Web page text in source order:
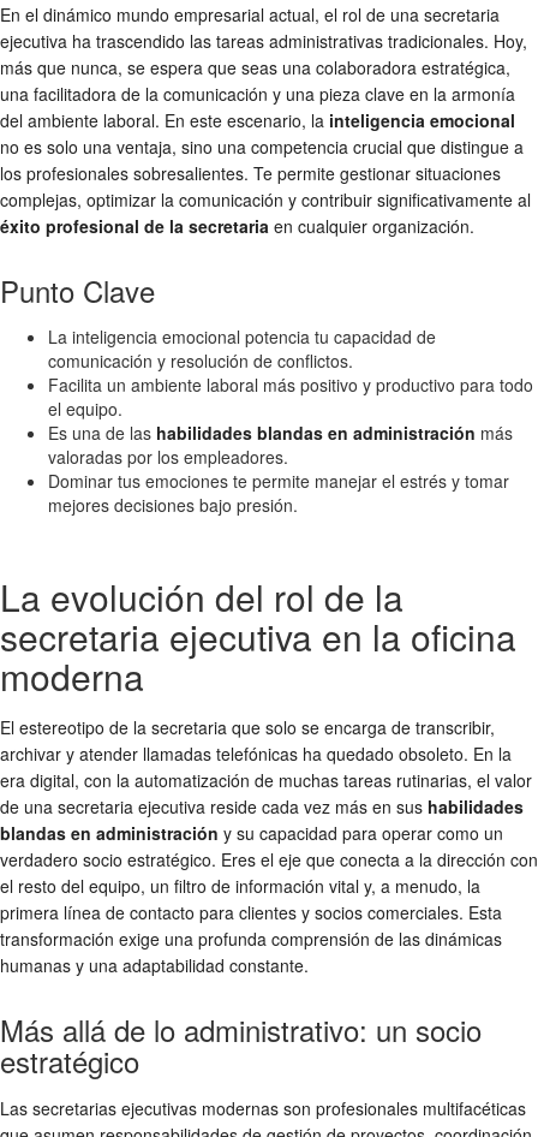
En el dinámico mundo empresarial actual, el rol de una secretaria
ejecutiva ha trascendido las tareas administrativas tradicionales. Hoy,
más que nunca, se espera que seas una colaboradora estratégica,
una facilitadora de la comunicación y una pieza clave en la armonía
del ambiente laboral. En este escenario, la inteligencia emocional
no es solo una ventaja, sino una competencia crucial que distingue a
los profesionales sobresalientes. Te permite gestionar situaciones
complejas, optimizar la comunicación y contribuir significativamente al
éxito profesional de la secretaria en cualquier organización.
Punto Clave
La inteligencia emocional potencia tu capacidad de
comunicación y resolución de conflictos.
Facilita un ambiente laboral más positivo y productivo para todo
el equipo.
Es una de las habilidades blandas en administración más
valoradas por los empleadores.
Dominar tus emociones te permite manejar el estrés y tomar
mejores decisiones bajo presión.
La evolución del rol de la
secretaria ejecutiva en la oficina
moderna
El estereotipo de la secretaria que solo se encarga de transcribir,
archivar y atender llamadas telefónicas ha quedado obsoleto. En la
era digital, con la automatización de muchas tareas rutinarias, el valor
de una secretaria ejecutiva reside cada vez más en sus habilidades
blandas en administración y su capacidad para operar como un
verdadero socio estratégico. Eres el eje que conecta a la dirección con
el resto del equipo, un filtro de información vital y, a menudo, la
primera línea de contacto para clientes y socios comerciales. Esta
transformación exige una profunda comprensión de las dinámicas
humanas y una adaptabilidad constante.
Más allá de lo administrativo: un socio
estratégico
Las secretarias ejecutivas modernas son profesionales multifacéticas